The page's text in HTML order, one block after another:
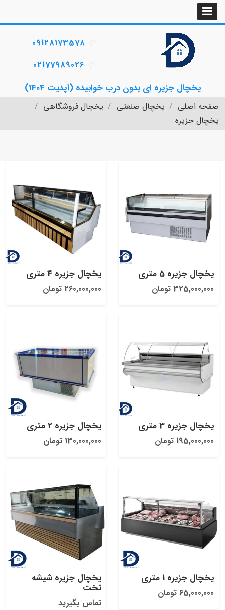
یخچال جزیره ای بدون درب خوابیده (آپدیت 1404)
09128173578
02177989026
صفحه اصلی یخچال صنعتی
یخچال فروشگاهی
یخچال جزیره
یخچال جزیره 5 متری
325,000,000 تومان
یخچال جزیره 4 متری
260,000,000 تومان
یخچال جزیره 3 متری
195,000,000 تومان
یخچال جزیره 2 متری
130,000,000 تومان
یخچال جزیره 1 متری
65,000,000 تومان
یخچال جزیره شیشه
تخت
تماس بگیرید